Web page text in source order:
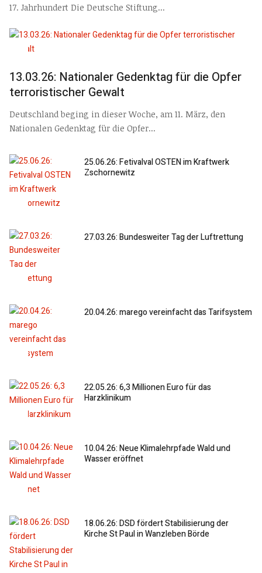
17. Jahrhundert Die Deutsche Stiftung...
13.03.26: Nationaler Gedenktag für die Opfer
terroristischer Gewalt
Deutschland beging in dieser Woche, am 11. März, den
Nationalen Gedenktag für die Opfer...
25.06.26: Fetivalval OSTEN im Kraftwerk
Zschornewitz
27.03.26: Bundesweiter Tag der Luftrettung
20.04.26: marego vereinfacht das Tarifsystem
22.05.26: 6,3 Millionen Euro für das
Harzklinikum
10.04.26: Neue Klimalehrpfade Wald und
Wasser eröffnet
18.06.26: DSD fördert Stabilisierung der
Kirche St Paul in Wanzleben Börde